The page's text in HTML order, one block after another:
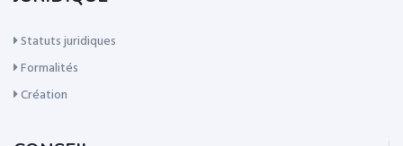
Statuts juridiques
Formalités
Création